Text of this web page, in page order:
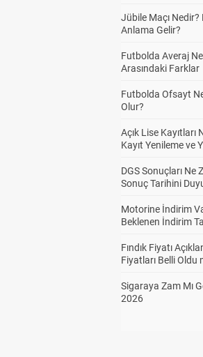
Jübile Maçı
Anlama Gelir?
Futbolda Averaj
Arasındaki Farklar
Futbolda Ofsayt
Olur?
Açık Lise
Kayıt Yenileme ve
DGS Sonuçları Ne
Sonuç Tarihini
Motorine İndirim
Beklenen İndirim
Fındık Fiyatı
Fiyatları Belli Oldu
Sigaraya Zam Mı
2026